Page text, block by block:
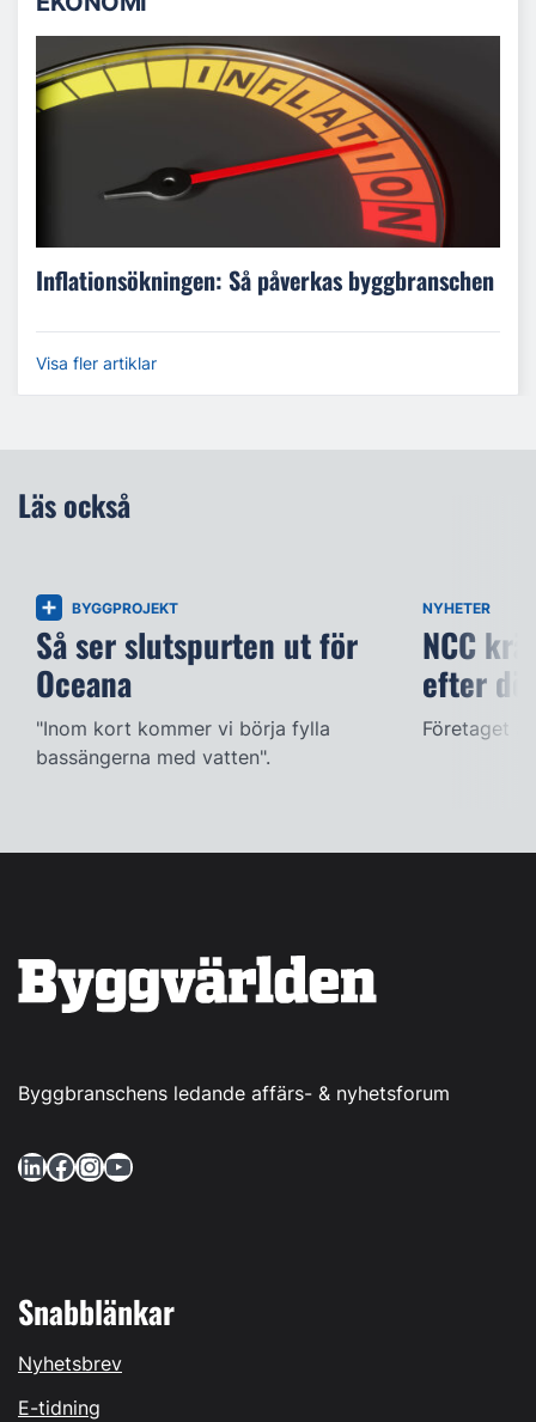
Inflationsökningen: Så påverkas byggbranschen
Visa fler artiklar
Läs också
BYGGPROJEKT
Så ser slutspurten ut för
Oceana
"Inom kort kommer vi börja fylla
bassängerna med vatten".
NYHETER
NCC
efter
Företaget
Byggbranschens ledande affärs- & nyhetsforum
LinkedIn Facebook InstagramYouTube
Snabblänkar
Nyhetsbrev
E-tidning